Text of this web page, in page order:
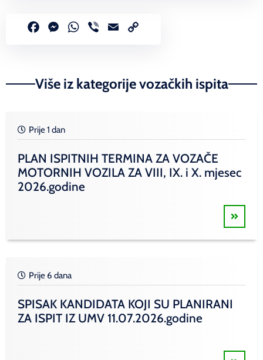
FacebookMessenger
WhatsApp
Viber Email
Više iz kategorije vozačkih ispita
Prije 1 dan
PLAN ISPITNIH TERMINA ZA VOZAČE
MOTORNIH VOZILA ZA VIII, IX. i X. mjesec
2026.godine
Prije 6 dana
SPISAK KANDIDATA KOJI SU PLANIRANI
ZA ISPIT IZ UMV 11.07.2026.godine